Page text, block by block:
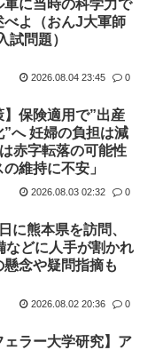
軍に当時の科学力で
べよ（おんJ大軍師
試問題）
2026.08.04 23:45 0
】保険適用で”出産
へ 妊婦の負担は減
赤字転落の可能性
維持に不安」
2026.08.03 02:32 0
に熊本県を訪問、
などに人手が割かれ
念や疑問指摘も
2026.08.02 20:36 0
ェラー大学研究】ア